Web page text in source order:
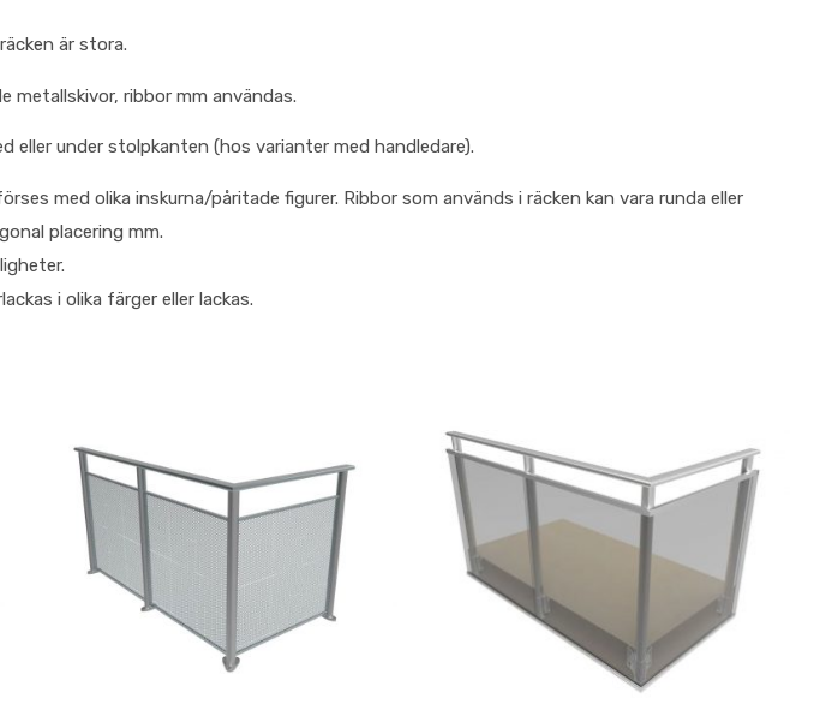
är stora.
metallskivor, ribbor mm användas.
eller under stolpkanten (hos varianter med handledare).
med olika inskurna/påritade figurer. Ribbor som används i räcken kan vara runda eller
placering mm.
i olika färger eller lackas.